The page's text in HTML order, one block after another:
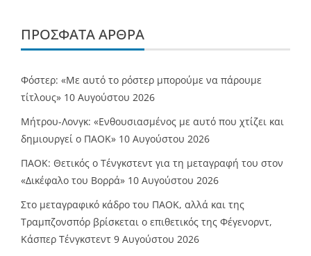
ΠΡΌΣΦΑΤΑ ΆΡΘΡΑ
Φόστερ: «Με αυτό το ρόστερ μπορούμε να πάρουμε
τίτλους» 10 Αυγούστου 2026
Μήτρου-Λονγκ: «Ενθουσιασμένος με αυτό που χτίζει και
δημιουργεί ο ΠΑΟΚ» 10 Αυγούστου 2026
ΠΑΟΚ: Θετικός ο Τένγκστεντ για τη μεταγραφή του στον
«Δικέφαλο του Βορρά» 10 Αυγούστου 2026
Στο μεταγραφικό κάδρο του ΠΑΟΚ, αλλά και της
Τραμπζονσπόρ βρίσκεται ο επιθετικός της Φέγενορντ,
Κάσπερ Τένγκστεντ 9 Αυγούστου 2026